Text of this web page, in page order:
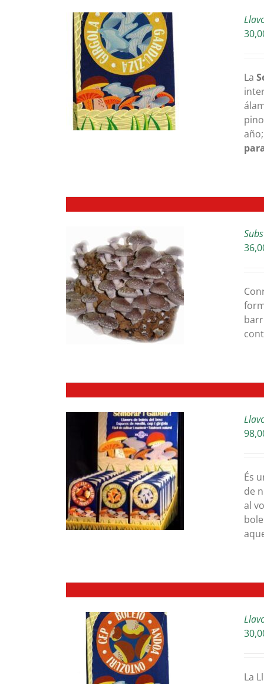
La
És
de
al
La